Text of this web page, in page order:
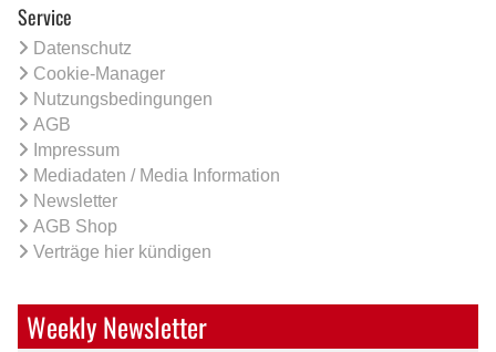
Service
Datenschutz
Cookie-Manager
Nutzungsbedingungen
AGB
Impressum
Mediadaten / Media Information
Newsletter
AGB Shop
Verträge hier kündigen
Weekly Newsletter